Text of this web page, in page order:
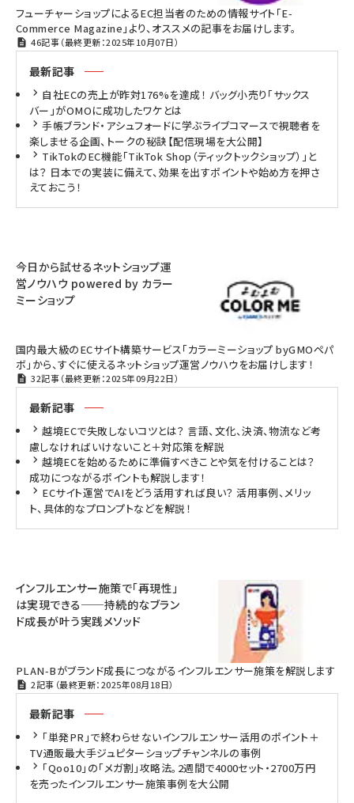
フューチャーショップによるEC担当者のための情報サイト「E-
Commerce Magazine」より、オススメの記事をお届けします。
46記事（最終更新：2025年10月07日）
最新記事
自社ECの売上が昨対176%を達成！ バッグ小売り「サックス
バー」がOMOに成功したワケとは
手帳ブランド・アシュフォードに学ぶライブコマースで視聴者を
楽しませる企画、トークの秘訣【配信現場を大公開】
TikTokのEC機能「TikTok Shop（ティックトックショップ）」と
は？ 日本での実装に備えて、効果を出すポイントや始め方を押さ
えておこう！
今日から試せるネットショップ運
営ノウハウ powered by カラー
ミーショップ
国内最大級のECサイト構築サービス「カラーミーショップ byGMOペパ
ボ」から、すぐに使えるネットショップ運営ノウハウをお届けします！
32記事（最終更新：2025年09月22日）
最新記事
越境ECで失敗しないコツとは？ 言語、文化、決済、物流など考
慮しなければいけないこと＋対応策を解説
越境ECを始めるために準備すべきことや気を付けることは？
成功につながるポイントも解説します！
ECサイト運営でAIをどう活用すれば良い？ 活用事例、メリッ
ト、具体的なプロンプトなどを解説！
インフルエンサー施策で「再現性」
は実現できる──持続的なブラン
ド成長が叶う実践メソッド
PLAN-Bがブランド成長につながるインフルエンサー施策を解説します
2記事（最終更新：2025年08月18日）
最新記事
「単発PR」で終わらせないインフルエンサー活用のポイント＋
TV通販最大手ジュピターショップチャンネルの事例
「Qoo10」の「メガ割」攻略法。2週間で4000セット・2700万円
を売ったインフルエンサー施策事例を大公開